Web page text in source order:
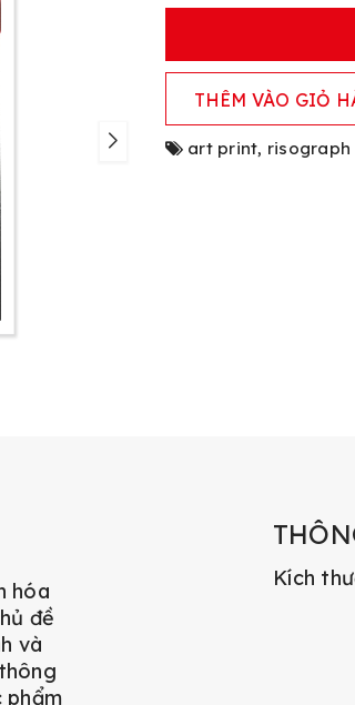
THÊM VÀO GIỎ
art print, risograph
hóa
đề
và
phẩm
Kích